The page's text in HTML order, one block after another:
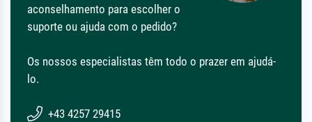
aconselhamento para escolher o
suporte ou ajuda com o pedido?
Os nossos especialistas têm todo o prazer em ajudá-
lo.
+43 4257 29415